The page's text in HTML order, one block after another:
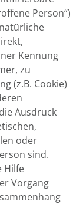
Person“)
Kennung
zu
(z.B. Cookie)
Ausdruck
oder
sind.
Hilfe
Vorgang